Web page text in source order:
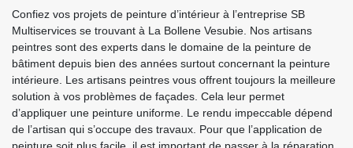
Confiez vos projets de peinture d’intérieur à l’entreprise SB
Multiservices se trouvant à La Bollene Vesubie. Nos artisans
peintres sont des experts dans le domaine de la peinture de
bâtiment depuis bien des années surtout concernant la peinture
intérieure. Les artisans peintres vous offrent toujours la meilleure
solution à vos problèmes de façades. Cela leur permet
d’appliquer une peinture uniforme. Le rendu impeccable dépend
de l’artisan qui s’occupe des travaux. Pour que l’application de